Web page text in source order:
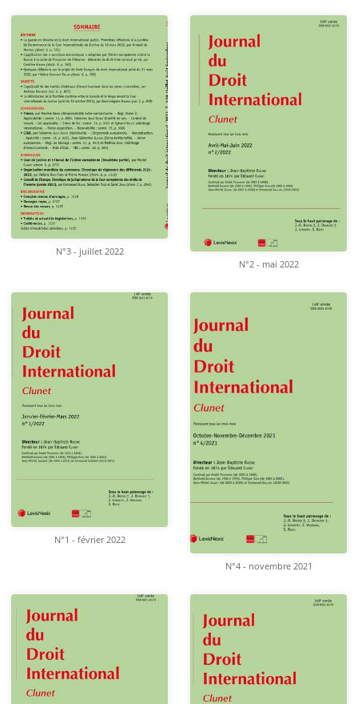
N°3 - juillet 2022
N°2 - mai 2022
N°1 - février 2022
N°4 - novembre 2021